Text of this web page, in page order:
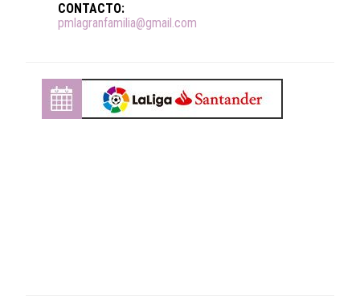
CONTACTO:
pmlagranfamilia@gmail.com